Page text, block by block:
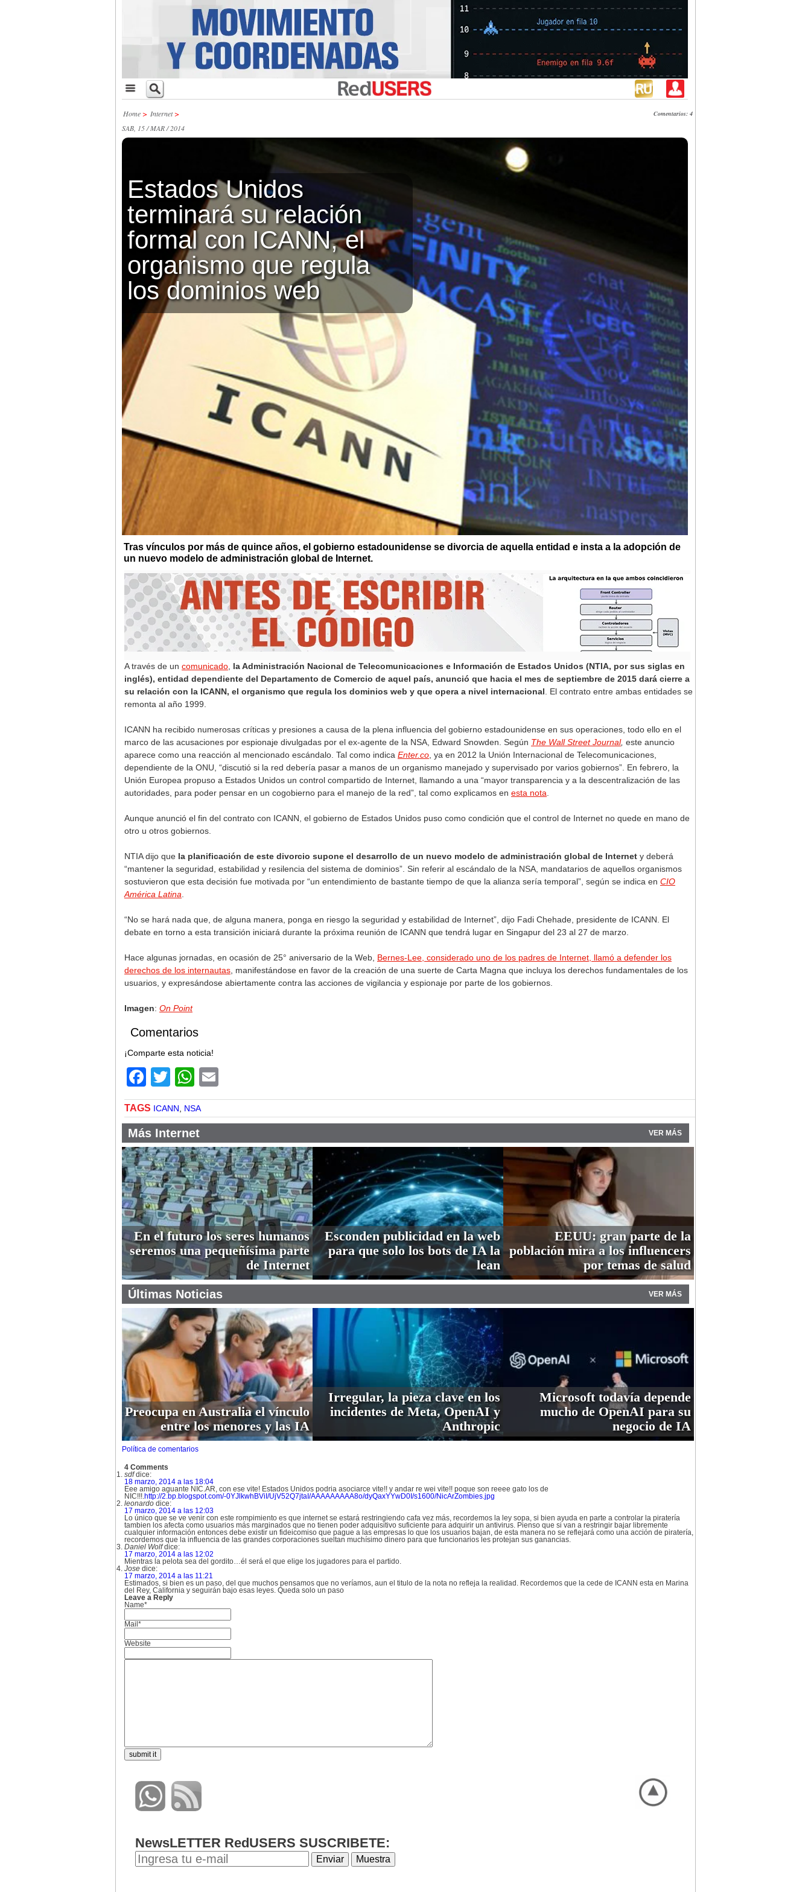
Home> Internet> Comentarios: 4
SAB, 15 / MAR / 2014
Estados Unidos
terminará su relación
formal con ICANN, el
organismo que regula
los dominios web
Tras vínculos por más de quince años, el gobierno estadounidense se divorcia de aquella entidad e insta a la adopción de
un nuevo modelo de administración global de Internet.
A través de un comunicado la Administración Nacional de Telecomunicaciones e Información de Estados Unidos (NTIA, por sus siglas en
inglés), entidad dependiente del Departamento de Comercio de aquel país, anunció que hacia el mes de septiembre de 2015 dará cierre a
su relación con la ICANN, el organismo que regula los dominios web y que opera a nivel internacional . El contrato entre ambas entidades se
remonta al año 1999.
ICANN ha recibido numerosas críticas y presiones a causa de la plena influencia del gobierno estadounidense en sus operaciones, todo ello en el
marco de las acusaciones por espionaje divulgadas por el ex-agente de la NSA, Edward Snowden. Según The Wall Street Journal, este anuncio
aparece como una reacción al mencionado escándalo. Tal como indica Enter.co , ya en 2012 la Unión Internacional de Telecomunicaciones,
dependiente de la ONU, “discutió si la red debería pasar a manos de un organismo manejado y supervisado por varios gobiernos”. En febrero, la
Unión Europea propuso a Estados Unidos un control compartido de Internet, llamando a una “mayor transparencia y a la descentralización de las
autoridades, para poder pensar en un cogobierno para el manejo de la red”, tal como explicamos en esta nota
Aunque anunció el fin del contrato con ICANN, el gobierno de Estados Unidos puso como condición que el control de Internet no quede en mano de
otro u otros gobiernos.
NTIA dijo que la planificación de este divorcio supone el desarrollo de un nuevo modelo de administración global de Internet y deberá
“mantener la seguridad, estabilidad y resilencia del sistema de dominios”. Sin referir al escándalo de la NSA, mandatarios de aquellos organismos
sostuvieron que esta decisión fue motivada por “un entendimiento de bastante tiempo de que la alianza sería temporal”, según se indica en CIO
América Latina
“No se hará nada que, de alguna manera, ponga en riesgo la seguridad y estabilidad de Internet”, dijo Fadi Chehade, presidente de ICANN. El
debate en torno a esta transición iniciará durante la próxima reunión de ICANN que tendrá lugar en Singapur del 23 al 27 de marzo.
Hace algunas jornadas, en ocasión de 25° aniversario de la Web, Bernes-Lee, considerado uno de los padres de Internet, llamó a defender los
derechos de los internautas , manifestándose en favor de la creación de una suerte de Carta Magna que incluya los derechos fundamentales de los
usuarios, y expresándose abiertamente contra las acciones de vigilancia y espionaje por parte de los gobiernos.
Imagen: On Point
Comentarios
¡Comparte esta noticia!
Facebook
TwitterWhatsApp
TAGS ICANN NSA
Más Internet VER MÁS
En el futuro los seres humanos
seremos una pequeñísima parte
de Internet
Esconden publicidad en la web
para que solo los bots de IA la
lean
EEUU: gran parte de la
población mira a los influencers
por temas de salud
Últimas Noticias VER MÁS
Preocupa en Australia el vínculo
entre los menores y las IA
Irregular, la pieza clave en los
incidentes de Meta, OpenAI y
Anthropic
Microsoft todavía depende
mucho de OpenAI para su
negocio de IA
Política de comentarios
4 Comments
sdf dice:
18 marzo, 2014 a las 18:04
Eee amigo aguante NIC.AR, con ese vite! Estados Unidos podria asociarce vite!! y andar re wei vite!! poque son reeee gato los de
NIC!!!.http://2.bp.blogspot.com/-0YJlkwhBViI/UjV52Q7jtaI/AAAAAAAAA8o/dyQaxYYwD0I/s1600/NicArZombies.jpg
leonardo dice:
17 marzo, 2014 a las 12:03
Lo único que se ve venir con este rompimiento es que internet se estará restringiendo cafa vez más, recordemos la ley sopa, si bien ayuda en parte a controlar la piratería
tambien los afecta como usuarios más marginados que no tienen poder adquisitivo suficiente para adquirir un antivirus. Pienso que si van a restringir bajar libremente
cualquier información entonces debe existir un fideicomiso que pague a las empresas lo que los usuarios bajan, de esta manera no se reflejará como una acción de piratería,
recordemos que la influencia de las grandes corporaciones sueltan muchísimo dinero para que funcionarios les protejan sus ganancias.
Daniel Wolf dice:
17 marzo, 2014 a las 12:02
Mientras la pelota sea del gordito…él será el que elige los jugadores para el partido.
Jose dice:
17 marzo, 2014 a las 11:21
Estimados, si bien es un paso, del que muchos pensamos que no veríamos, aun el titulo de la nota no refleja la realidad. Recordemos que la cede de ICANN esta en Marina
del Rey, California y seguirán bajo esas leyes. Queda solo un paso
Leave a Reply
Name*
Mail*
Website
NewsLETTER RedUSERS SUSCRIBETE: